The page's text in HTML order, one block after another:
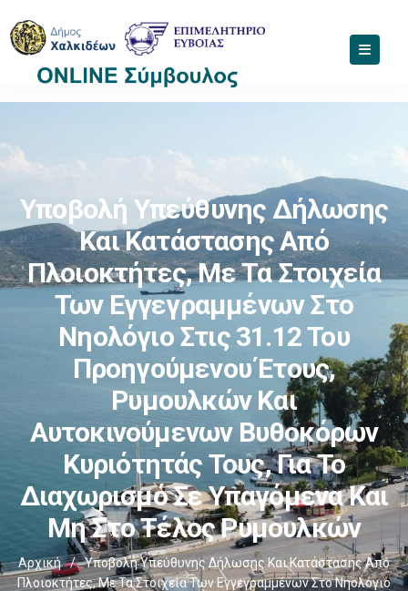
Υποβολή Υπεύθυνης Δήλωσης
Και Κατάστασης Από
Πλοιοκτήτες, Με Τα Στοιχεία
Των Εγγεγραμμένων Στο
Νηολόγιο Στις 31.12 Του
Προηγούμενου Έτους,
Ρυμουλκών Και
Αυτοκινούμενων Βυθοκόρων
Κυριότητάς Τους, Για Το
Διαχωρισμό Σε Υπαγόμενα Και
Μη Στο Τέλος Ρυμουλκών
Αρχική /
Υποβολή Υπεύθυνης Δήλωσης Και Κατάστασης Από
Πλοιοκτήτες, Με Τα Στοιχεία Των Εγγεγραμμένων Στο Νηολόγιο